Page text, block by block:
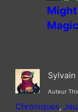
mais
la
Sylvain
Auteur
Chroniques,